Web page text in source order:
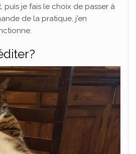
puis je fais le choix de passer à
de la pratique, j’en